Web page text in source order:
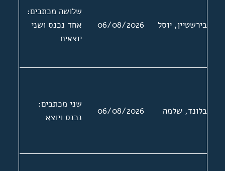
בירשטיין, יוסל 06/08/2026
שלושה מכתבים:
אחד נכנס ושני
יוצאים
בלונד, שלמה 06/08/2026
שני מכתבים:
נכנס ויוצא